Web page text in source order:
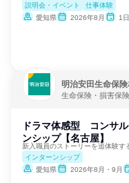
説明会・イベント
仕事体験
愛知県
2026年8月 1日
明治安田生命保
生命保険・損害保
ドラマ体感型 コンサ
ンシップ【名古屋】
インターンシップ
愛知県
2026年8月・9月